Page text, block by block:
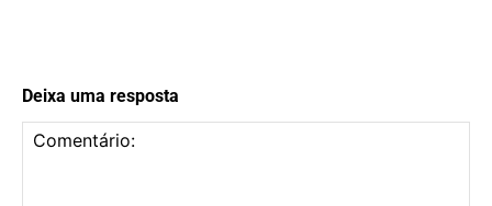
Deixa uma resposta